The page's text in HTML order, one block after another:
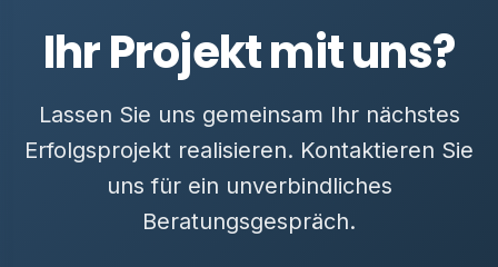
Ihr Projekt mit uns?
Lassen Sie uns gemeinsam Ihr nächstes
Erfolgsprojekt realisieren. Kontaktieren Sie
uns für ein unverbindliches
Beratungsgespräch.